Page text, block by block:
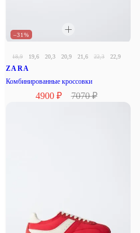
–31%
18,9 19,6 20,3 20,9 21,6 22,3 22,9
ZARA
Комбинированные кроссовки
4900 ₽ 7070 ₽